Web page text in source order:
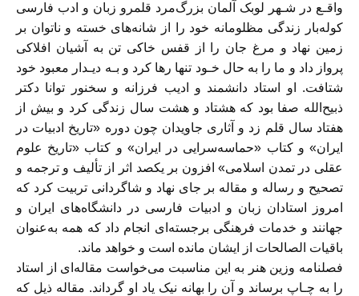
واقـع در شـهر لوبک آلمان بزرگ‌مرد قلمرو زبان و ادب فارسی
کوله‌بار‌ زندگی مظلومانه خود را از شانه‌های خسته و ناتوان بر
زمین نهاد و مرغ جان‌ را از قفس خاکی‌ تن‌ به آشیان افلاکی
پرواز داد و ما را به حال خـود تنها‌‌ رها کرد و بـه دیـدار معبود خود
شتافت. او استاد دانشمند و ادیب فرزانه و سخنور توانا دکتر
ذبیح‌الله صفا بود که‌ هشتاد و هشت سال زندگی کرد و بیش از
هفتاد سال قلم زد و آثاری جاویدان چون دوره «تاریخ ادبیات در
ایران» و کتاب «حماسه‌سرایی در ایران» و کتاب «تاریخ علوم
عقلی در تمدن اسلامی» افزون‌ بر‌ یکصد اثر از تألیف و ترجمه و
تصحیح و رساله و مقاله بر جای نهاد و شاگردانی تربیت کرد که
امروز استادان زبان و ادبیات فارسی در دانشگاه‌های ایران و
جهانند و خدمات فرهنگی برجسته‌ای انجام داد که‌ همه‌ به‌عنوان
باقیات الصالحات از ایشان مانده است و خواهد ماند.
فصلنامه وزین هنر به این مناسبت می‌خواست مقاله‌ای از استاد
را به چـاپ برساند‌ و آن‌ را بهانه نیک یاد او گرداند. مقاله ذیل که